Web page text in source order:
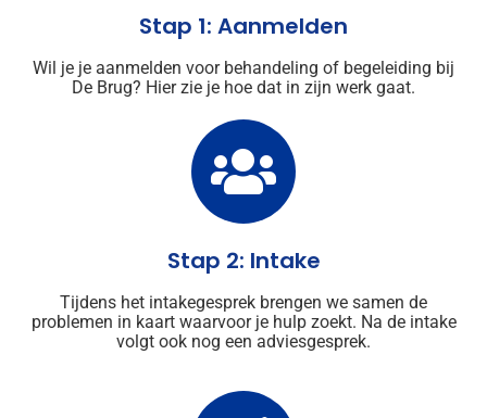
Stap 1: Aanmelden
Wil je je aanmelden voor behandeling of begeleiding bij
De Brug? Hier zie je hoe dat in zijn werk gaat.
Stap 2: Intake
Tijdens het intakegesprek brengen we samen de
problemen in kaart waarvoor je hulp zoekt. Na de intake
volgt ook nog een adviesgesprek.